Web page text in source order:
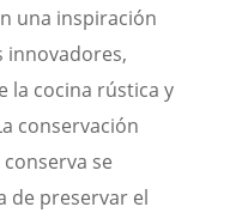
una inspiración
innovadores,
la cocina rústica y
conservación
se
de preservar el